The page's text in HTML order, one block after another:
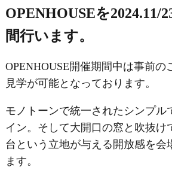
OPENHOUSEを2024.11/
間行います。
OPENHOUSE開催期間中は事前の
見学が可能となっております。
モノトーンで統一されたシンプル
イン。そして大開口の窓と吹抜け
台という立地が与える開放感を会
ます。